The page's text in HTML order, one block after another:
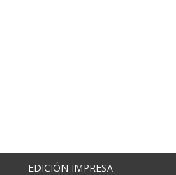
EDICIÓN IMPRESA